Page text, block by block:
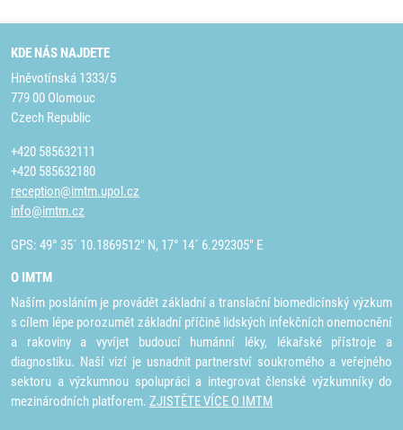
KDE NÁS NAJDETE
Hněvotínská 1333/5
779 00 Olomouc
Czech Republic
+420 585632111
+420 585632180
reception@imtm.upol.cz
info@imtm.cz
GPS: 49° 35´ 10.1869512" N, 17° 14´ 6.292305" E
O IMTM
Naším posláním je provádět základní a translační biomedicínský výzkum
s cílem lépe porozumět základní příčině lidských infekčních onemocnění
a rakoviny a vyvíjet budoucí humánní léky, lékařské přístroje a
diagnostiku. Naší vizí je usnadnit partnerství soukromého a veřejného
sektoru a výzkumnou spolupráci a integrovat členské výzkumníky do
mezinárodních platforem. ZJISTĚTE VÍCE O IMTM